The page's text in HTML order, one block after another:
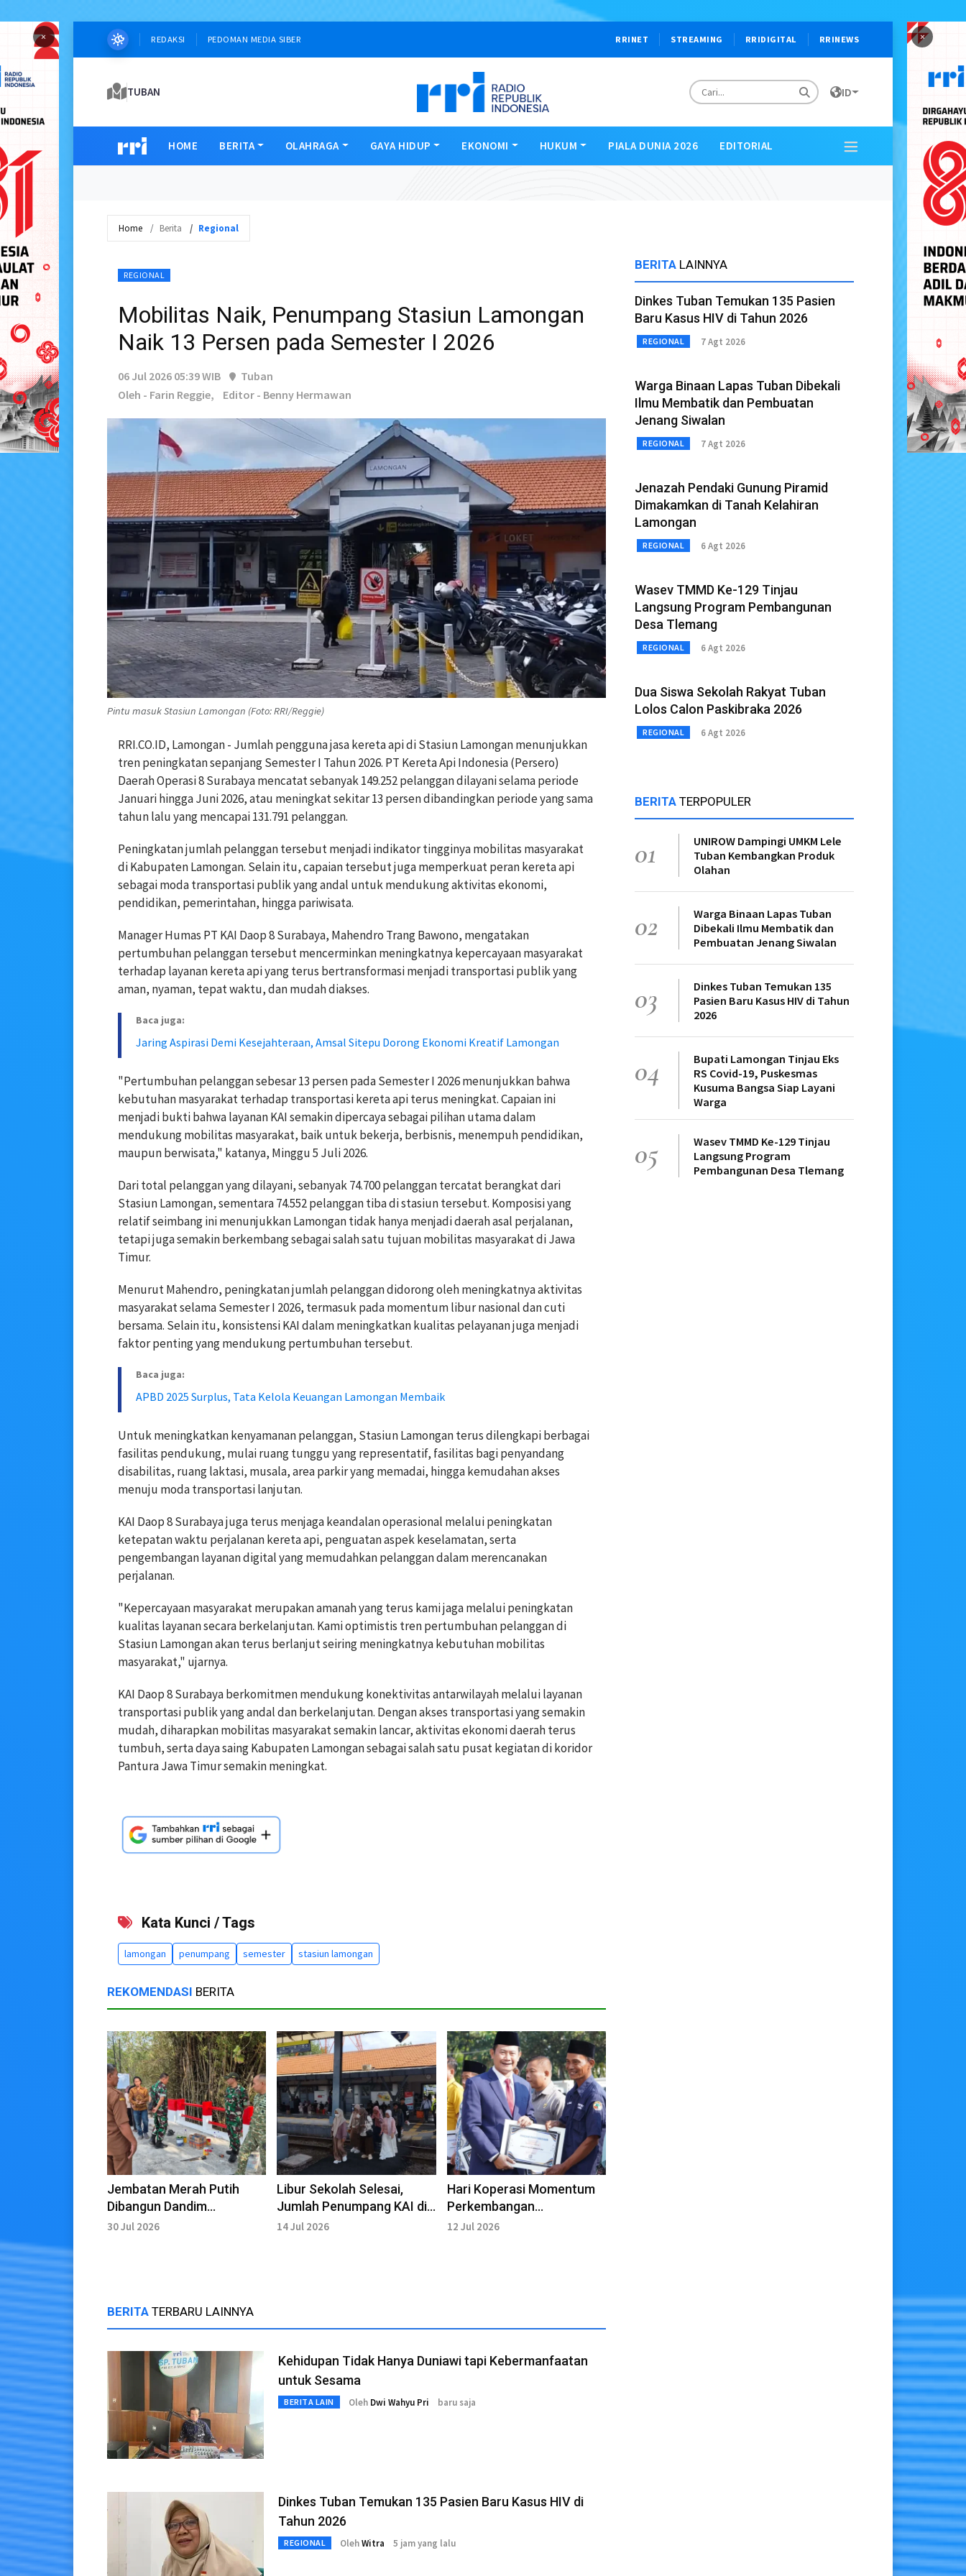
× ×
REDAKSI PEDOMAN MEDIA SIBER RRINET STREAMING RRIDIGITAL RRINEWS
TUBAN ID
HOME BERITA OLAHRAGA GAYA HIDUP EKONOMI HUKUM PIALA DUNIA 2026 EDITORIAL
Home Berita Regional
REGIONAL
Mobilitas Naik, Penumpang Stasiun Lamongan
Naik 13 Persen pada Semester I 2026
06 Jul 2026 05:39 WIB
Tuban
Oleh - Farin Reggie,
Editor - Benny Hermawan
Pintu masuk Stasiun Lamongan (Foto: RRI/Reggie)
RRI.CO.ID, Lamongan - Jumlah pengguna jasa kereta api di Stasiun Lamongan menunjukkan
tren peningkatan sepanjang Semester I Tahun 2026. PT Kereta Api Indonesia (Persero)
Daerah Operasi 8 Surabaya mencatat sebanyak 149.252 pelanggan dilayani selama periode
Januari hingga Juni 2026, atau meningkat sekitar 13 persen dibandingkan periode yang sama
tahun lalu yang mencapai 131.791 pelanggan.
Peningkatan jumlah pelanggan tersebut menjadi indikator tingginya mobilitas masyarakat
di Kabupaten Lamongan. Selain itu, capaian tersebut juga memperkuat peran kereta api
sebagai moda transportasi publik yang andal untuk mendukung aktivitas ekonomi,
pendidikan, pemerintahan, hingga pariwisata.
Manager Humas PT KAI Daop 8 Surabaya, Mahendro Trang Bawono, mengatakan
pertumbuhan pelanggan tersebut mencerminkan meningkatnya kepercayaan masyarakat
terhadap layanan kereta api yang terus bertransformasi menjadi transportasi publik yang
aman, nyaman, tepat waktu, dan mudah diakses.
Baca juga:
Jaring Aspirasi Demi Kesejahteraan, Amsal Sitepu Dorong Ekonomi Kreatif Lamongan
"Pertumbuhan pelanggan sebesar 13 persen pada Semester I 2026 menunjukkan bahwa
kebutuhan masyarakat terhadap transportasi kereta api terus meningkat. Capaian ini
menjadi bukti bahwa layanan KAI semakin dipercaya sebagai pilihan utama dalam
mendukung mobilitas masyarakat, baik untuk bekerja, berbisnis, menempuh pendidikan,
maupun berwisata," katanya, Minggu 5 Juli 2026.
Dari total pelanggan yang dilayani, sebanyak 74.700 pelanggan tercatat berangkat dari
Stasiun Lamongan, sementara 74.552 pelanggan tiba di stasiun tersebut. Komposisi yang
relatif seimbang ini menunjukkan Lamongan tidak hanya menjadi daerah asal perjalanan,
tetapi juga semakin berkembang sebagai salah satu tujuan mobilitas masyarakat di Jawa
Timur.
Menurut Mahendro, peningkatan jumlah pelanggan didorong oleh meningkatnya aktivitas
masyarakat selama Semester I 2026, termasuk pada momentum libur nasional dan cuti
bersama. Selain itu, konsistensi KAI dalam meningkatkan kualitas pelayanan juga menjadi
faktor penting yang mendukung pertumbuhan tersebut.
Baca juga:
APBD 2025 Surplus, Tata Kelola Keuangan Lamongan Membaik
Untuk meningkatkan kenyamanan pelanggan, Stasiun Lamongan terus dilengkapi berbagai
fasilitas pendukung, mulai ruang tunggu yang representatif, fasilitas bagi penyandang
disabilitas, ruang laktasi, musala, area parkir yang memadai, hingga kemudahan akses
menuju moda transportasi lanjutan.
KAI Daop 8 Surabaya juga terus menjaga keandalan operasional melalui peningkatan
ketepatan waktu perjalanan kereta api, penguatan aspek keselamatan, serta
pengembangan layanan digital yang memudahkan pelanggan dalam merencanakan
perjalanan.
"Kepercayaan masyarakat merupakan amanah yang terus kami jaga melalui peningkatan
kualitas layanan secara berkelanjutan. Kami optimistis tren pertumbuhan pelanggan di
Stasiun Lamongan akan terus berlanjut seiring meningkatnya kebutuhan mobilitas
masyarakat," ujarnya.
KAI Daop 8 Surabaya berkomitmen mendukung konektivitas antarwilayah melalui layanan
transportasi publik yang andal dan berkelanjutan. Dengan akses transportasi yang semakin
mudah, diharapkan mobilitas masyarakat semakin lancar, aktivitas ekonomi daerah terus
tumbuh, serta daya saing Kabupaten Lamongan sebagai salah satu pusat kegiatan di koridor
Pantura Jawa Timur semakin meningkat.
Kata Kunci / Tags
lamongan penumpang semester stasiun lamongan
REKOMENDASI BERITA
Jembatan Merah Putih
Dibangun Dandim
Lamongan Dorong Jalur
30 Jul 2026
Libur Sekolah Selesai,
Jumlah Penumpang KAI di
Stasiun Lamongan
14 Jul 2026
Hari Koperasi Momentum
Perkembangan
Peningkatan Kualitas Tata
12 Jul 2026
BERITA TERBARU LAINNYA
Kehidupan Tidak Hanya Duniawi tapi Kebermanfaatan
untuk Sesama
BERITA LAIN Oleh Dwi Wahyu Pri baru saja
Dinkes Tuban Temukan 135 Pasien Baru Kasus HIV di
Tahun 2026
REGIONAL OlehWitra 5 jam yang lalu
BERITA LAINNYA
Dinkes Tuban Temukan 135 Pasien
Baru Kasus HIV di Tahun 2026
REGIONAL 7 Agt 2026
Warga Binaan Lapas Tuban Dibekali
Ilmu Membatik dan Pembuatan
Jenang Siwalan
REGIONAL 7 Agt 2026
Jenazah Pendaki Gunung Piramid
Dimakamkan di Tanah Kelahiran
Lamongan
REGIONAL 6 Agt 2026
Wasev TMMD Ke-129 Tinjau
Langsung Program Pembangunan
Desa Tlemang
REGIONAL 6 Agt 2026
Dua Siswa Sekolah Rakyat Tuban
Lolos Calon Paskibraka 2026
REGIONAL 6 Agt 2026
BERITA TERPOPULER
01
UNIROW Dampingi UMKM Lele
Tuban Kembangkan Produk
Olahan
02
Warga Binaan Lapas Tuban
Dibekali Ilmu Membatik dan
Pembuatan Jenang Siwalan
03
Dinkes Tuban Temukan 135
Pasien Baru Kasus HIV di Tahun
2026
04
Bupati Lamongan Tinjau Eks
RS Covid-19, Puskesmas
Kusuma Bangsa Siap Layani
Warga
05
Wasev TMMD Ke-129 Tinjau
Langsung Program
Pembangunan Desa Tlemang